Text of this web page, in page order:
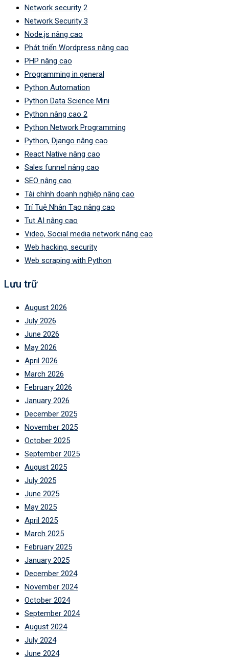
Network security 2
Network Security 3
Node.js nâng cao
Phát triển Wordpress nâng cao
PHP nâng cao
Programming in general
Python Automation
Python Data Science Mini
Python nâng cao 2
Python Network Programming
Python, Django nâng cao
React Native nâng cao
Sales funnel nâng cao
SEO nâng cao
Tài chính doanh nghiệp nâng cao
Trí Tuệ Nhân Tạo nâng cao
Tut AI nâng cao
Video, Social media network nâng cao
Web hacking, security
Web scraping with Python
Lưu trữ
August 2026
July 2026
June 2026
May 2026
April 2026
March 2026
February 2026
January 2026
December 2025
November 2025
October 2025
September 2025
August 2025
July 2025
June 2025
May 2025
April 2025
March 2025
February 2025
January 2025
December 2024
November 2024
October 2024
September 2024
August 2024
July 2024
June 2024